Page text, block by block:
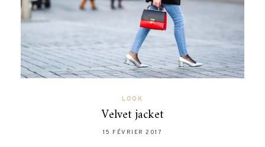
LOOK
Velvet jacket
15 FÉVRIER 2017